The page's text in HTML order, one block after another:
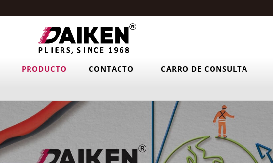
PRODUCTO CONTACTO CARRO DE CONSULTA